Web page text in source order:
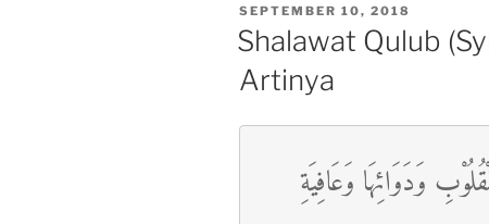
POSTED
ON
SEPTEMBER 10, 2018
Shalawat Qulub
Artinya
وَدَوَائِهَا وَعَافِيَةِ